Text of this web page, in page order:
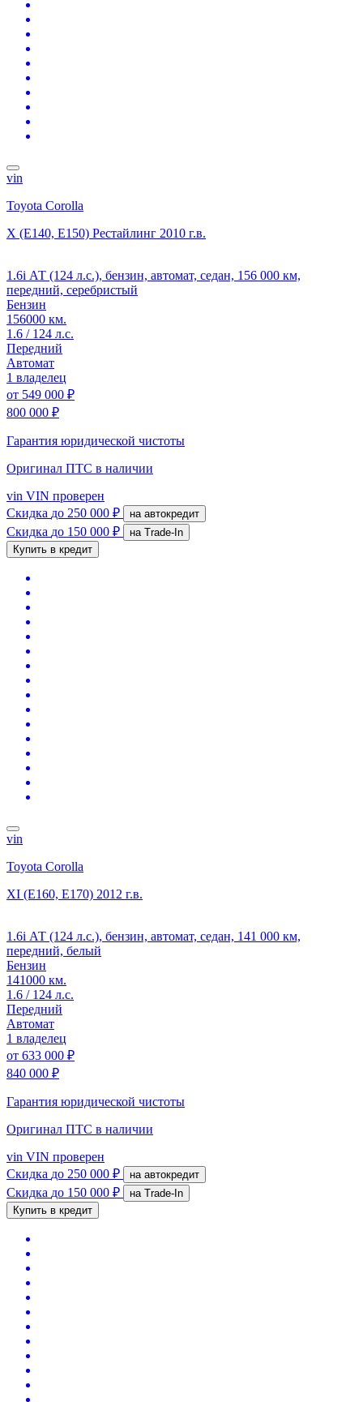
vin
Toyota Corolla
X (E140, E150) Рестайлинг 2010 г.в.
1.6i АТ (124 л.с.), бензин, автомат, седан, 156 000 км,
передний, серебристый
Бензин
156000 км.
1.6 / 124 л.с.
Передний
Автомат
1 владелец
от 549 000 ₽
800 000 ₽
Гарантия юридической чистоты
Оригинал ПТС в наличии
vin VIN проверен
Скидка до 250 000 ₽ на автокредит
Скидка до 150 000 ₽
на Trade-In
Купить в кредит
vin
Toyota Corolla
XI (E160, E170) 2012 г.в.
1.6i АТ (124 л.с.), бензин, автомат, седан, 141 000 км,
передний, белый
Бензин
141000 км.
1.6 / 124 л.с.
Передний
Автомат
1 владелец
от 633 000 ₽
840 000 ₽
Гарантия юридической чистоты
Оригинал ПТС в наличии
vin VIN проверен
Скидка до 250 000 ₽ на автокредит
Скидка до 150 000 ₽
на Trade-In
Купить в кредит